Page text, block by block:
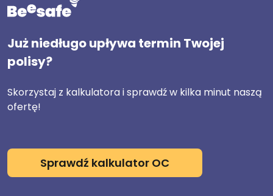
Już niedługo upływa termin Twojej
polisy?
Skorzystaj z kalkulatora i sprawdź w kilka minut naszą
ofertę!
Sprawdź kalkulator OC